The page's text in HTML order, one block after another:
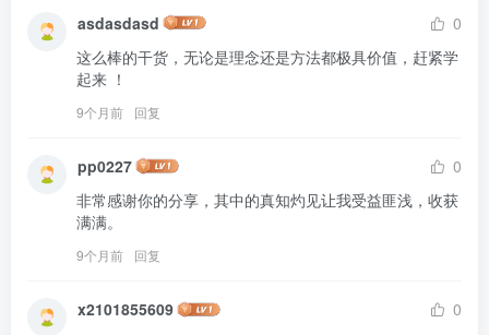
asdasdasd
0
这么棒的干货，无论是理念还是方法都极具价值，赶紧学
起来 ！
9个月前 回复
pp0227
0
非常感谢你的分享，其中的真知灼见让我受益匪浅，收获
满满。
9个月前 回复
x2101855609
0